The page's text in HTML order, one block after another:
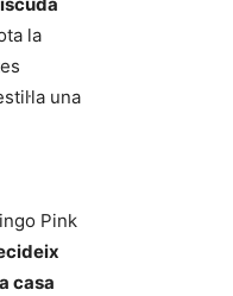
la
una
Pink
casa